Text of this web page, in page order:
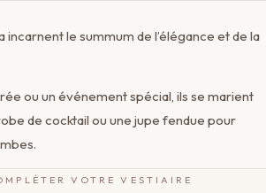
incarnent le summum de l’élégance et de la
ou un événement spécial, ils se marient
de cocktail ou une jupe fendue pour
VOTRE VESTIAIRE